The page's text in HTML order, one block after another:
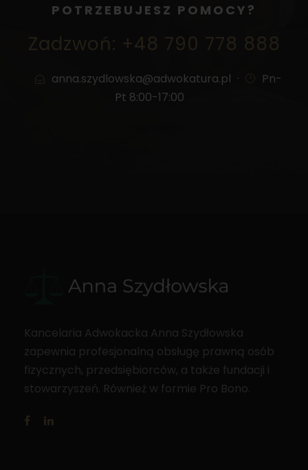
POTRZEBUJESZ POMOCY?
Zadzwoń: +48 790 778 888
anna.szydlowska@adwokatura.pl ·
Pn-
Pt 8:00-17:00
Kancelaria Adwokacka Anna Szydłowska
zapewnia profesjonalną obsługę prawną osób
fizycznych, przedsiębiorców, a także fundacji i
stowarzyszeń. Również w formie Pro Bono.